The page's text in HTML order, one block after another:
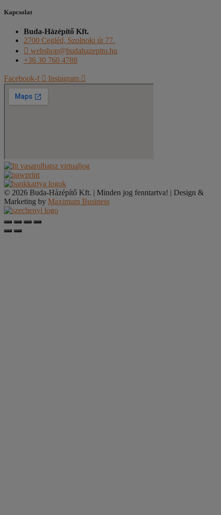
Kapcsolat
Buda-Házépítő Kft.
2700 Cegléd, Szolnoki út 77.
webshop@budahazepito.hu
+36 30 760 4788
Facebook-f Instagram
© 2026 Buda-Házépítő Kft. | Minden jog fenntartva! | Design &
Marketing by Maximum Business